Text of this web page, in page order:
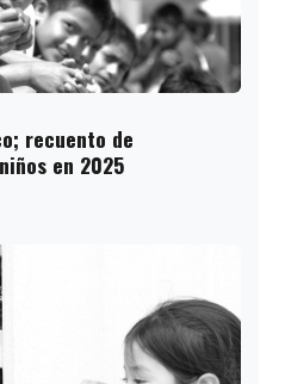
recuento de
en 2025